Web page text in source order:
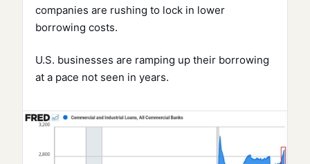
companies are rushing to lock in lower
borrowing costs.
U.S. businesses are ramping up their borrowing
at a pace not seen in years.